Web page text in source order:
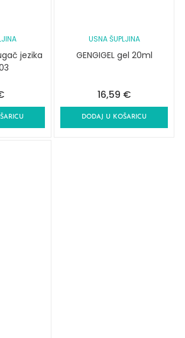
jezika
USNA ŠUPLJINA
GENGIGEL gel 20ml
16,59 €
DODAJ U KOŠARICU